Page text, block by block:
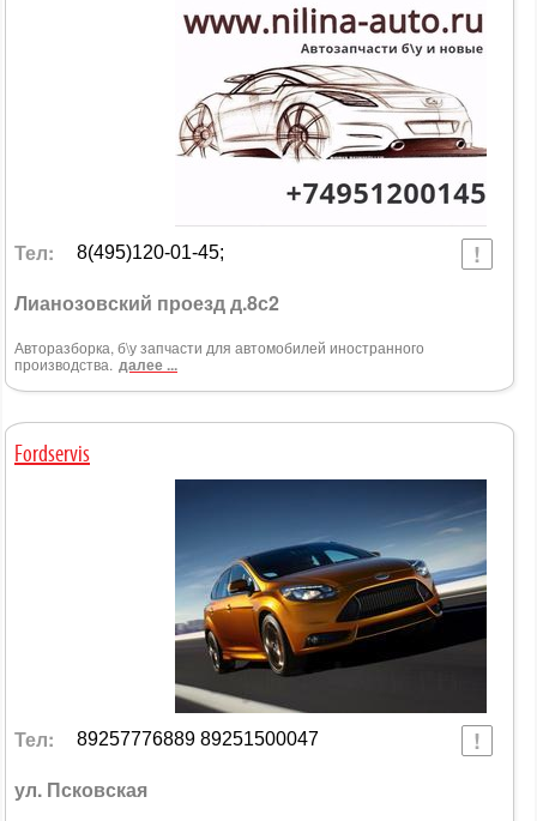
Тел: 8(495)120-01-45;
Лианозовский проезд д.8с2
Авторазборка, б\у запчасти для автомобилей иностранного
производства. далее ...
Fordservis
Тел: 89257776889 89251500047
ул. Псковская